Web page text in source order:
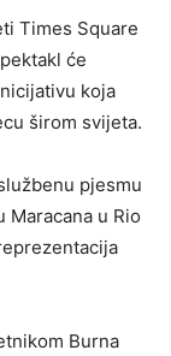
Times Square
će
koja
širom svijeta.
pjesmu
Maracana u Rio
Burna